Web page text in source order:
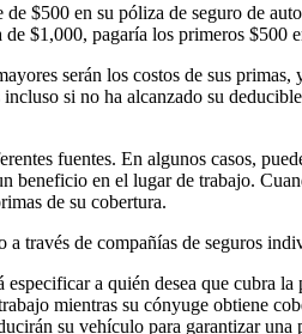
$500 en su póliza de seguro de
$1,000, pagaría los primeros $500
serán los costos de sus
si no ha alcanzado su
fuentes. En algunos casos,
beneficio en el lugar de trabajo.
de su cobertura.
través de compañías de seguros
a quién desea que cubra
mientras su cónyuge obtiene
su vehículo para garantizar una